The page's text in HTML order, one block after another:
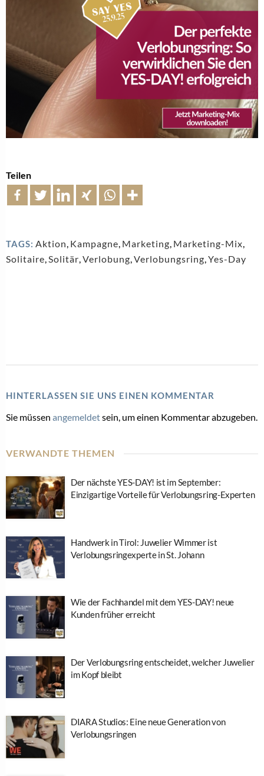
Teilen
TAGS: Aktion, Kampagne, Marketing, Marketing-Mix,
Solitaire,Solitär,Verlobung,Verlobungsring,Yes-Day
HINTERLASSEN SIE UNS EINEN KOMMENTAR
Sie müssen angemeldetsein, um einen Kommentar abzugeben.
VERWANDTE THEMEN
Der nächste YES-DAY! ist im September:
Einzigartige Vorteile für Verlobungsring-Experten
Handwerk in Tirol: Juwelier Wimmer ist
Verlobungsringexperte in St. Johann
Wie der Fachhandel mit dem YES-DAY! neue
Kunden früher erreicht
Der Verlobungsring entscheidet, welcher Juwelier
im Kopf bleibt
DIARA Studios: Eine neue Generation von
Verlobungsringen